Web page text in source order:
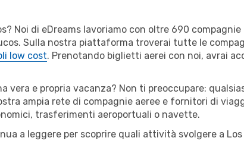
Noi di eDreams lavoriamo con oltre 690
Sulla nostra piattaforma troverai tutte le
low cost. Prenotando biglietti aerei con noi, avrai
vera e propria vacanza? Non ti preoccupare:
ampia rete di compagnie aeree e fornitori di
trasferimenti aeroportuali o navette.
a leggere per scoprire quali attività svolgere a